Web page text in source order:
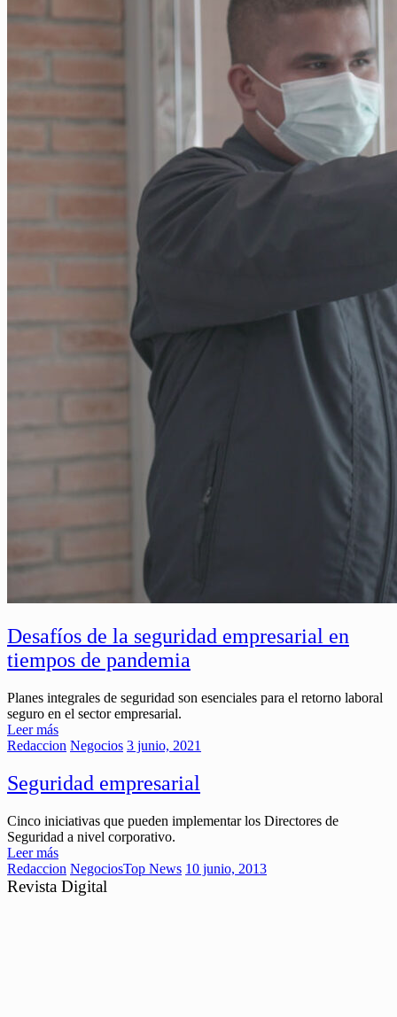
Desafíos de la seguridad empresarial en
tiempos de pandemia
Planes integrales de seguridad son esenciales para el retorno laboral
seguro en el sector empresarial.
Leer más
Redaccion Negocios 3 junio, 2021
Seguridad empresarial
Cinco iniciativas que pueden implementar los Directores de
Seguridad a nivel corporativo.
Leer más
Redaccion NegociosTop News 10 junio, 2013
Revista Digital